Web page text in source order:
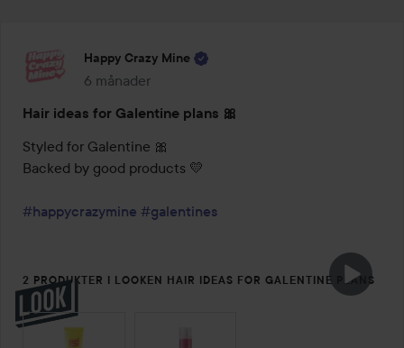
Happy Crazy Mine
6 månader
Inlägget skapades 6 månader
Hair ideas for Galentine plans 🎀
Styled for Galentine 🎀
Backed by good products 💛
#happycrazymine #galentines
2 PRODUKTER I LOOKEN HAIR IDEAS FOR GALENTINE PLANS
🎀
HOPPA ÖVER SEKTIONEN